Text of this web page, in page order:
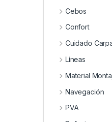
Cebos
Confort
Cuidado
Líneas
Material
Navegación
PVA